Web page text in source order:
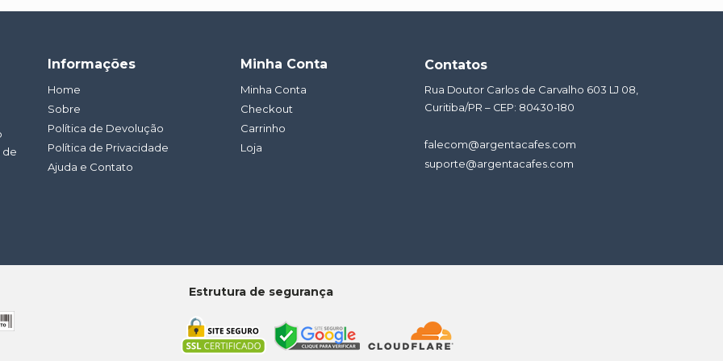
de
Informações
Home
Sobre
Política de Devolução
Política de Privacidade
Ajuda e Contato
Minha Conta
Minha Conta
Checkout
Carrinho
Loja
Contatos
Rua Doutor Carlos de Carvalho 603 LJ 08,
Curitiba/PR – CEP: 80430-180
falecom@argentacafes.com
suporte@argentacafes.com
Estrutura de segurança